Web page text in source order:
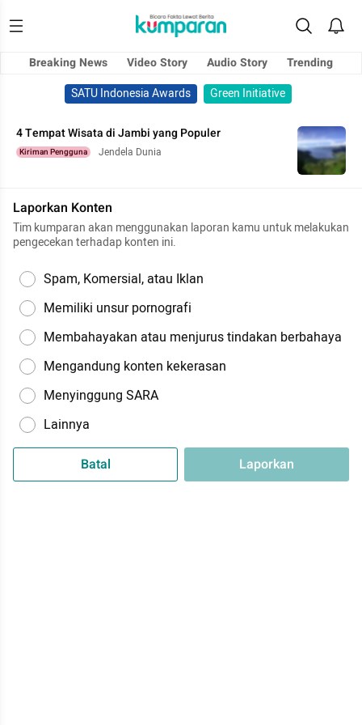
Breaking News Video Story Audio Story
Trending
SATU Indonesia Awards
Green Initiative
4 Tempat Wisata di Jambi yang Populer
Kiriman Pengguna Jendela Dunia
Laporkan Konten
Tim kumparan akan menggunakan laporan kamu untuk melakukan
pengecekan terhadap konten ini.
Spam, Komersial, atau Iklan
Memiliki unsur pornografi
Membahayakan atau menjurus tindakan berbahaya
Mengandung konten kekerasan
Menyinggung SARA
Lainnya
Batal Laporkan